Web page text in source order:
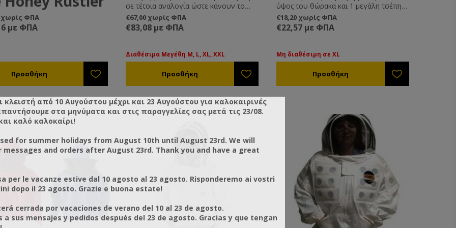
jacket
original zip-front
beekeeping
from BJ Sherriff,
hood and
™veil.
Honey Rustler is the
beekeeping safety jacket.
unmatched quality, safety, and
Rustler comes with our
Giving you complete clarity of
a light and airy feel, and
the Honey Rustler is as smart
It was originally
Drop sleeves,
throw-back hood, and a
χωρίς ΦΠΑ
με ΦΠΑ
σε τέτοια αναλογία ώστε κάνουν το
μπουφάν δροσερό (λόγω του
βαμβακερού) και ανθεκτικό (λόγω του
πολυεστερικού).
€67,00 χωρίς ΦΠΑ
€83,08 με ΦΠΑ
Διαθέσιμα Μεγέθη M, L, XL, XXL
ύψος του θώρακα και 1 μεγάλη τσέπη
στο ύψος της κοιλιάς. Διατίθεται σε
μεγέθη M, L XL και XXL.
€18,20 χωρίς ΦΠΑ
€22,57 με ΦΠΑ
Μη διαθέσιμη σε XL
κλειστή από 10 Αυγούστου μέχρι και 23 Αυγούστου για καλοκαιρινές
στα μηνύματα και στις παραγγελίες σας μετά τις 23/08.
καλό καλοκαίρι!
for summer holidays from August 10th until August 23rd. We will
messages and orders after August 23rd. Thank you and have a great
per le vacanze estive dal 10 agosto al 23 agosto. Risponderemo ai vostri
dopo il 23 agosto. Grazie e buona estate!
cerrada por vacaciones de verano del 10 al 23 de agosto.
a sus mensajes y pedidos después del 23 de agosto. Gracias y que tengan